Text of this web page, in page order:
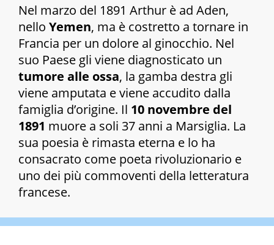
Nel marzo del 1891 Arthur è ad Aden,
nello Yemen, ma è costretto a tornare in
Francia per un dolore al ginocchio. Nel
suo Paese gli viene diagnosticato un
tumore alle ossa, la gamba destra gli
viene amputata e viene accudito dalla
famiglia d’origine. Il 10 novembre del
1891 muore a soli 37 anni a Marsiglia. La
sua poesia è rimasta eterna e lo ha
consacrato come poeta rivoluzionario e
uno dei più commoventi della letteratura
francese.